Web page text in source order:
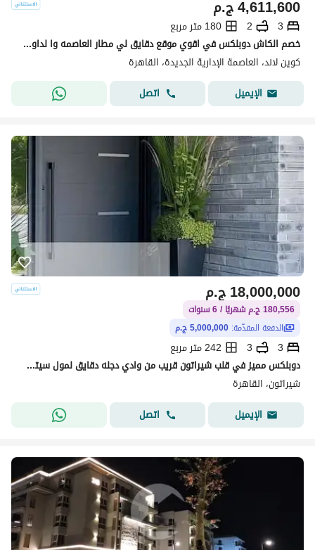
ج.م4,611,600
3
2
180 متر مربع
خصم الكاش دوبلكس في اقوي موقع دقايق لي مطار العاصمه وا لداون تاون كوين لاند في قلب العاصمه الاداريه
كوين لاند، العاصمة الإدارية الجديدة، القاهرة
الإيميل
اتصل
ج.م18,000,000
180,556 ج.م شهريًا / 6 سنوات
الدفعة المقدّمة: 5,000,000 ج.م
3
3
242 متر مربع
دوبلكس مميز في قلب شيراتون قريب من وادي دجله دقايق لمول سيتي ستارز وسيتي سنتر الماظه في سعر تاني لخصم الكاش
شيراتون، القاهرة
الإيميل
اتصل